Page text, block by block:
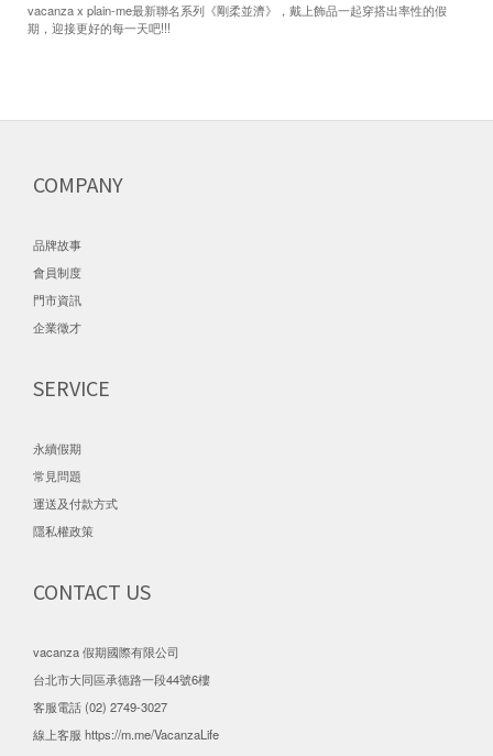
vacanza x plain-me最新聯名系列《剛柔並濟》，戴上飾品一起穿搭出率性的假
期，迎接更好的每一天吧!!!
COMPANY
品牌故事
會員制度
門市資訊
企業徵才
SERVICE
永續假期
常見問題
運送及付款方式
隱私權政策
CONTACT US
vacanza 假期國際有限公司
台北市大同區承德路一段44號6樓
客服電話 (02) 2749-3027
線上客服 https://m.me/VacanzaLife